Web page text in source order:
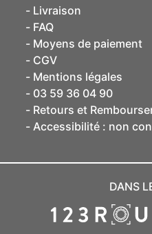
Livraison
FAQ
Moyens de paiement
CGV
Mentions légales
03 59 36 04 90
Retours et
Accessibilité : non
DANS